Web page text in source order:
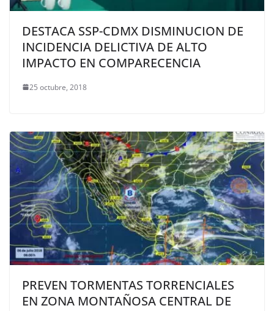
DESTACA SSP-CDMX DISMINUCION DE
INCIDENCIA DELICTIVA DE ALTO
IMPACTO EN COMPARECENCIA
25 octubre, 2018
PREVEN TORMENTAS TORRENCIALES
EN ZONA MONTAÑOSA CENTRAL DE